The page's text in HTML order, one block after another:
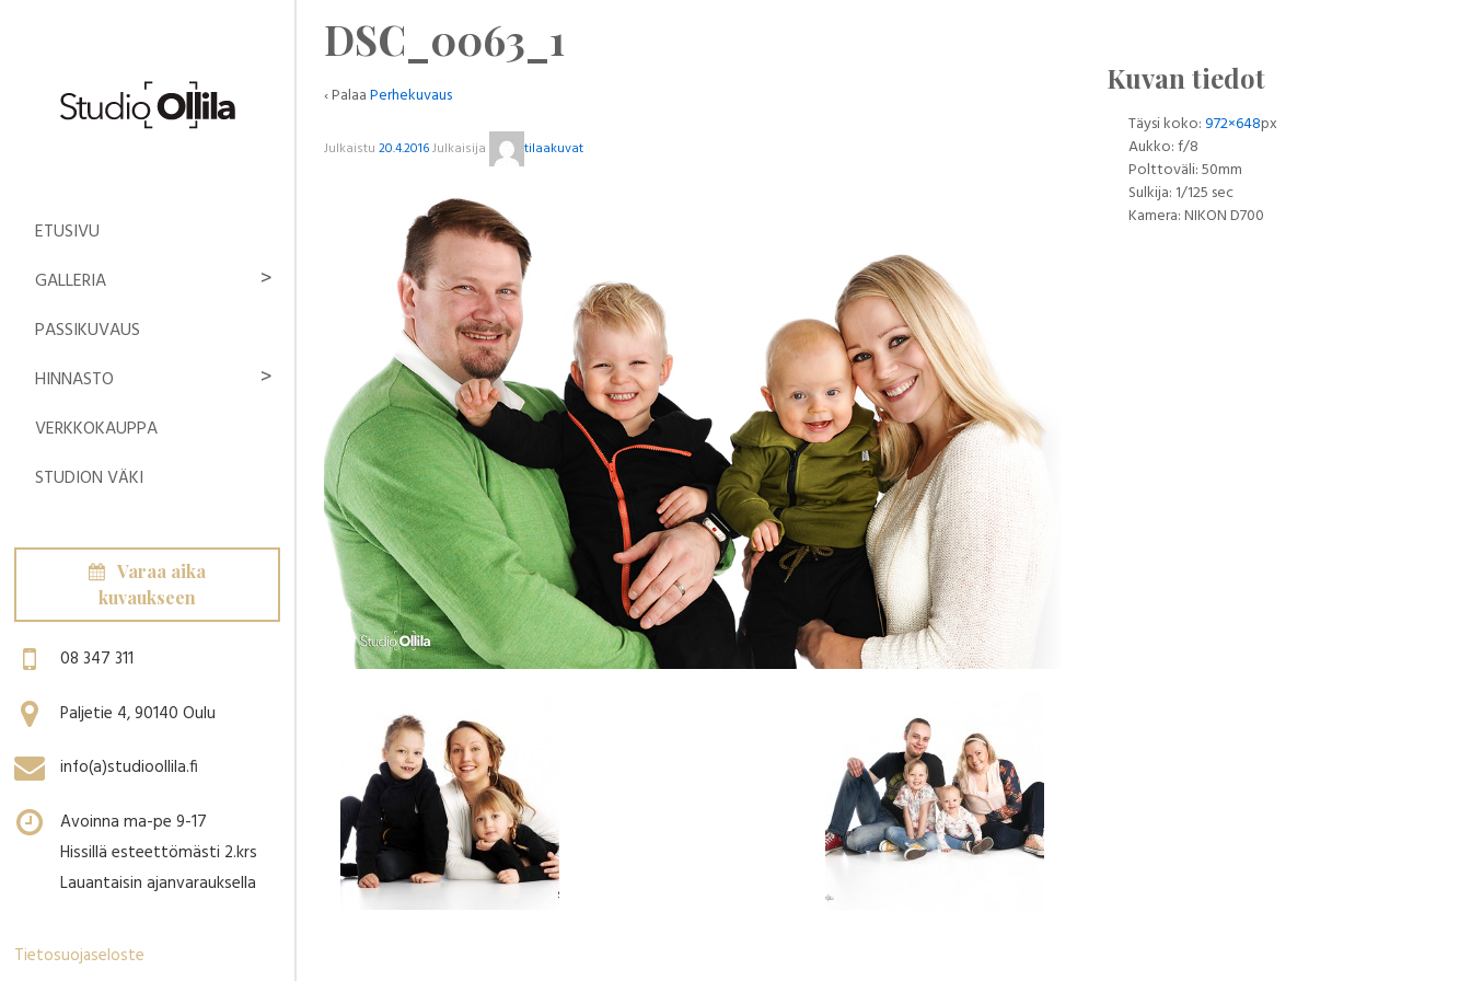
ETUSIVU
GALLERIA
PASSIKUVAUS
HINNASTO
VERKKOKAUPPA
STUDION VÄKI
Varaa aika
kuvaukseen
08 347 311
Paljetie 4, 90140 Oulu
info(a)studioollila.fi
Avoinna ma-pe 9-17
Hissillä esteettömästi 2.krs
Lauantaisin ajanvarauksella
Tietosuojaseloste
DSC_0063_1
‹ PalaaPerhekuvaus
Julkaistu 20.4.2016Julkaisija tilaakuvat
Kuvan tiedot
Täysi koko: 972×648px
Aukko: f/8
Polttoväli: 50mm
Sulkija: 1/125 sec
Kamera: NIKON D700